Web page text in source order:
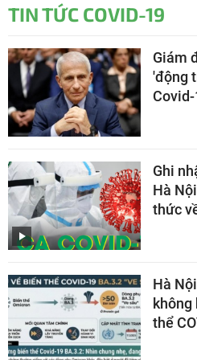
TIN TỨC COVID-19
Giám
'động
Ghi
Hà
thức
Hà
không
thể